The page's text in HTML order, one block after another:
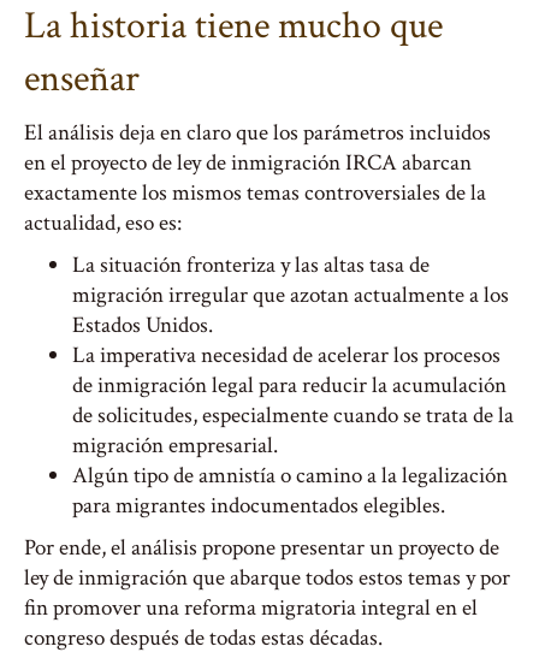
La historia tiene mucho que
enseñar
El análisis deja en claro que los parámetros incluidos
en el proyecto de ley de inmigración IRCA abarcan
exactamente los mismos temas controversiales de la
actualidad, eso es:
La situación fronteriza y las altas tasa de
migración irregular que azotan actualmente a los
Estados Unidos.
La imperativa necesidad de acelerar los procesos
de inmigración legal para reducir la acumulación
de solicitudes, especialmente cuando se trata de la
migración empresarial.
Algún tipo de amnistía o camino a la legalización
para migrantes indocumentados elegibles.
Por ende, el análisis propone presentar un proyecto de
ley de inmigración que abarque todos estos temas y por
fin promover una reforma migratoria integral en el
congreso después de todas estas décadas.